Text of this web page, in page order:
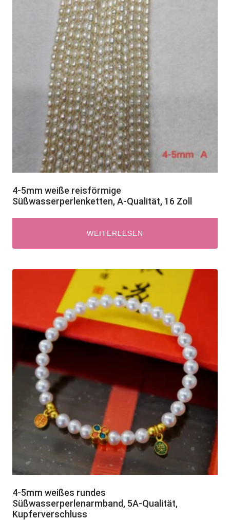
4-5mm weiße reisförmige
Süßwasserperlenketten, A-Qualität, 16 Zoll
WEITERLESEN
4-5mm weißes rundes
Süßwasserperlenarmband, 5A-Qualität,
Kupferverschluss